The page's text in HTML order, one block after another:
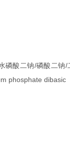
磷酸二钠/磷酸二钠/
phosphate dibasic